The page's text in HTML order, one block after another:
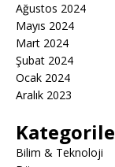
Ağustos 2024
Mayıs 2024
Mart 2024
Şubat 2024
Ocak 2024
Aralık 2023
Bilim & Teknoloji